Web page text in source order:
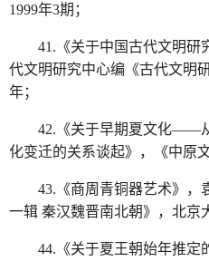
1999年3期；
41.《关于中国古代文明研
代文明研究中心编《古代文明
年；
42.《关于早期夏文化——
化变迁的关系谈起》，《中原
43.《商周青铜器艺术》，
一辑 秦汉魏晋南北朝》，北京
44.《关于夏王朝始年推定